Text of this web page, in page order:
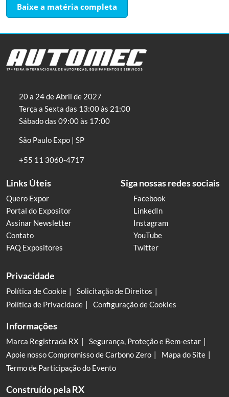
Baixe a matéria completa
20 a 24 de Abril de 2027
Terça a Sexta das 13:00 às 21:00
Sábado das 09:00 às 17:00
São Paulo Expo | SP
+55 11 3060-4717
Links Úteis
Quero Expor
Portal do Expositor
Assinar Newsletter
Contato
FAQ Expositores
Siga nossas redes sociais
Facebook
LinkedIn
Instagram
YouTube
Twitter
Privacidade
Política de Cookie
Solicitação de Direitos
Política de Privacidade
Configuração de Cookies
Informações
Marca Registrada RX
Segurança, Proteção e Bem-estar
Apoie nosso Compromisso de Carbono Zero
Mapa do Site
Termo de Participação do Evento
Construído pela RX